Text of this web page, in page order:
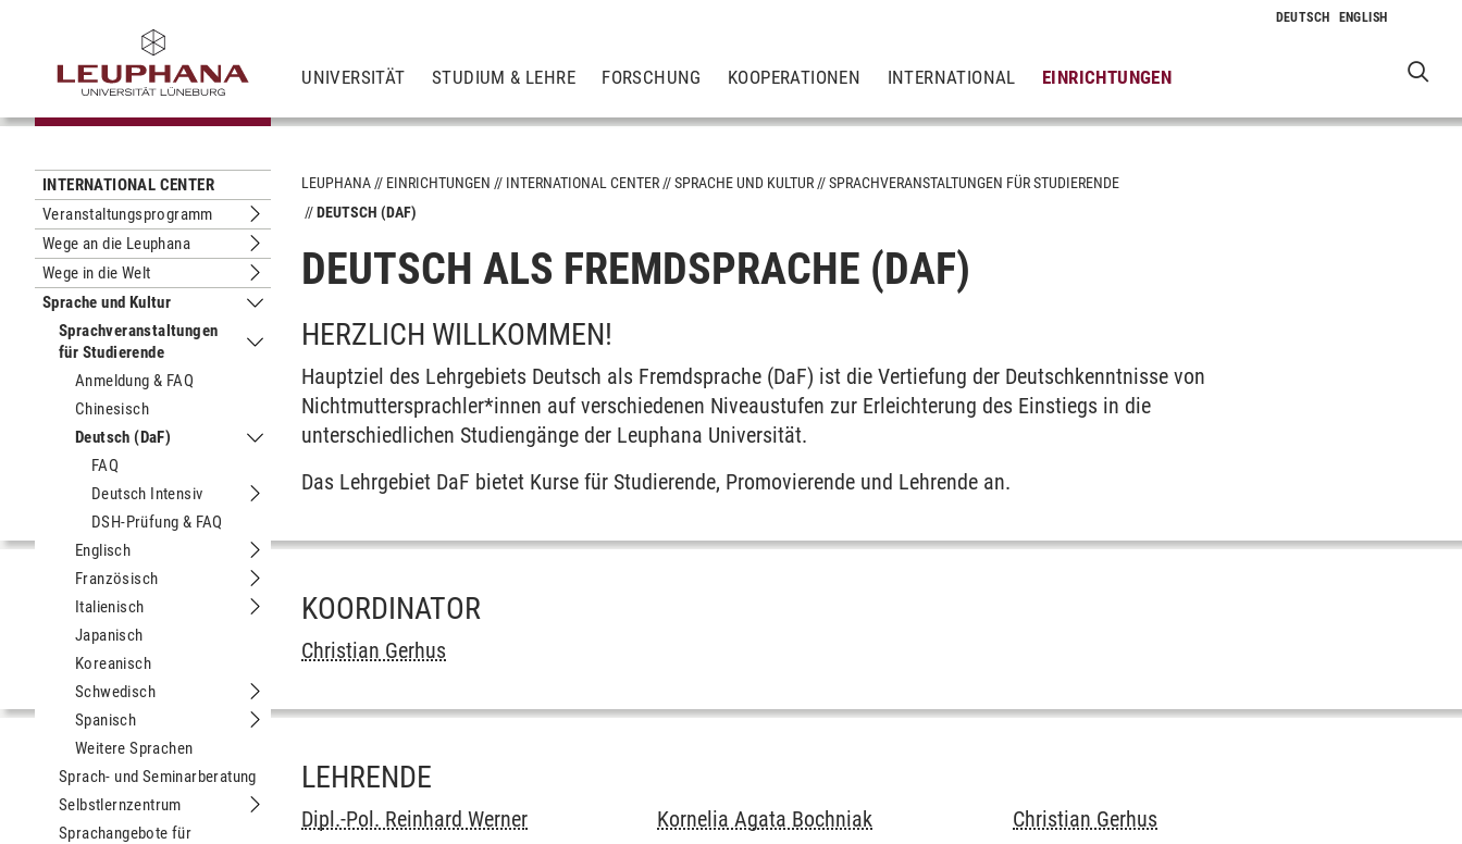
UNIVERSITÄT STUDIUM & LEHRE FORSCHUNG KOOPERATIONEN INTERNATIONAL EINRICHTUNGEN
INTERNATIONAL CENTER
Veranstaltungsprogramm
Untermenu Veranstaltungsprogramm
Wege an die Leuphana
Untermenu Wege an die Leuphana
Wege in die Welt
Untermenu Wege in die Welt
Sprache und Kultur
Untermenu Sprache und Kultur
Sprachveranstaltungen
für Studierende
Untermenu Sprachveranstaltungen für Studierende
Anmeldung & FAQ
Chinesisch
Deutsch (DaF)
Untermenu Deutsch (DaF)
FAQ
Deutsch Intensiv
Untermenu Deutsch Intensiv
DSH-Prüfung & FAQ
Englisch
Untermenu Englisch
Französisch
Untermenu Französisch
Italienisch
Untermenu Italienisch
Japanisch
Koreanisch
Schwedisch
Untermenu Schwedisch
Spanisch
Untermenu Spanisch
Weitere Sprachen
Sprach- und Seminarberatung
Selbstlernzentrum
Untermenu Selbstlernzentrum
Sprachangebote für
LEUPHANA EINRICHTUNGEN INTERNATIONAL CENTER SPRACHE UND KULTUR
SPRACHVERANSTALTUNGEN FÜR STUDIERENDE
DEUTSCH (DAF)
DEUTSCH ALS FREMDSPRACHE (DAF)
HERZLICH WILLKOMMEN!
Hauptziel des Lehrgebiets Deutsch als Fremdsprache (DaF) ist die Vertiefung der Deutschkenntnisse von
Nichtmuttersprachler*innen auf verschiedenen Niveaustufen zur Erleichterung des Einstiegs in die
unterschiedlichen Studiengänge der Leuphana Universität.
Das Lehrgebiet DaF bietet Kurse für Studierende, Promovierende und Lehrende an.
KOORDINATOR
Christian Gerhus
LEHRENDE
Dipl.-Pol. Reinhard Werner
Kornelia Agata Bochniak
Christian Gerhus